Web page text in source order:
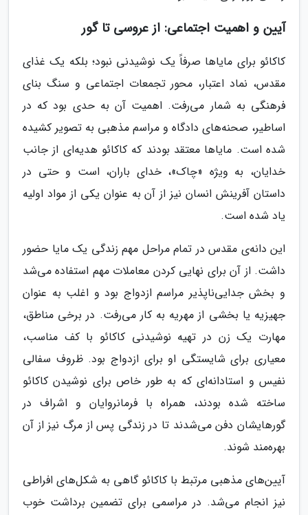
آیین و اهمیت اجتماعی: از عروسی تا گور
کاکائو برای مایاها صرفاً یک نوشیدنی نبود؛ بلکه یک غذای
مقدس، نماد اعتبار، محور تجمعات اجتماعی و سنگ بنای
فرهنگی به شمار می‌رفت. اهمیت آن به حدی بود که در
اساطیر، صحنه‌های دادگاه و مراسم مذهبی به تصویر کشیده
شده است. مایاها معتقد بودند که کاکائو هدیه‌ای از جانب
خدایان، به ویژه «چاک»، خدای باران، است و حتی در
داستان آفرینش انسان نیز از آن به عنوان یکی از مواد اولیه
یاد شده است.
این دانه‌ی مقدس در تمام مراحل مهم زندگی یک مایا حضور
داشت. از آن برای نهایی کردن معاملات مهم استفاده می‌شد
و بخش جدایی‌ناپذیر مراسم ازدواج بود و اغلب به عنوان
جهیزیه یا بخشی از مهریه به کار می‌رفت. در برخی مناطق،
مهارت یک زن در تهیه نوشیدنی کاکائو با کف مناسب،
معیاری برای شایستگی او برای ازدواج بود. ظروف سفالی
نفیس و استادانه‌ای که به طور خاص برای نوشیدن کاکائو
ساخته شده بودند، همراه با فرمانروایان و اشراف در
گورهایشان دفن می‌شدند تا در زندگی پس از مرگ نیز از آن
بهره‌مند شوند.
آیین‌های مذهبی مرتبط با کاکائو گاهی به شکل‌های افراطی
نیز انجام می‌شد. در مراسمی برای تضمین برداشت خوب